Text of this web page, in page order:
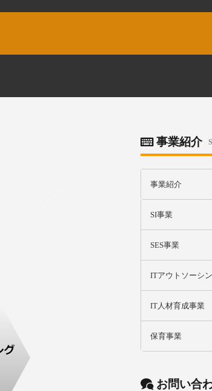
事業紹介
事業紹介
SI事業
SES事業
ITアウトソーシ
IT人材育成事業
保育事業
お問い合